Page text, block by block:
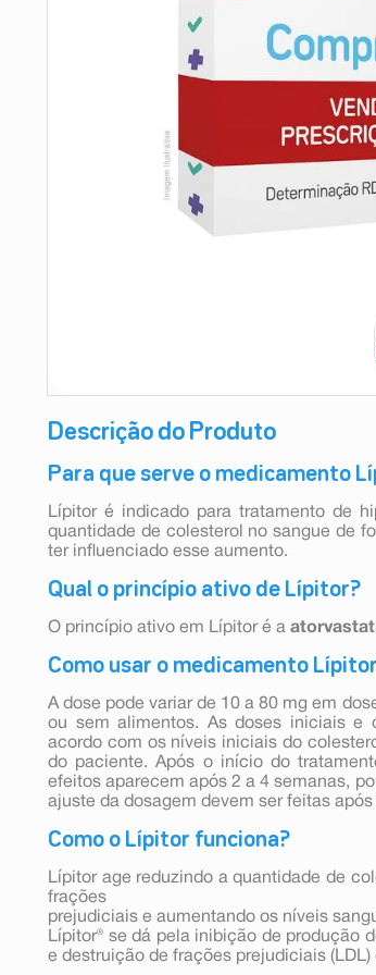
Descrição do Produto
Para que serve o medicamento
Lípitor é indicado para tratamento de
quantidade de colesterol no sangue de
ter influenciado esse aumento.
Qual o princípio ativo de Lípitor?
O princípio ativo em Lípitor é a
Como usar o medicamento
A dose pode variar de 10 a 80 mg em
ou sem alimentos. As doses iniciais e
acordo com os níveis iniciais do
do paciente. Após o início do
efeitos aparecem após 2 a 4 semanas,
ajuste da dosagem devem ser feitas após
Como o Lípitor funciona?
Lípitor age reduzindo a quantidade de
frações
prejudiciais e aumentando os níveis
Lípitor® se dá pela inibição de produção
e destruição de frações prejudiciais (LDL)
teste
10ºesmalte